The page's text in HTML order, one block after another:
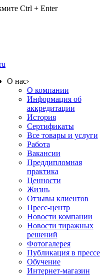
Ctrl + Enter
О нас›
О компании
Информация об
аккредитации
История
Сертификаты
Все товары и услуги
Работа
Вакансии
Преддипломная
практика
Ценности
Жизнь
Отзывы клиентов
Пресс-центр
Новости компании
Новости тиражных
решений
Фотогалерея
Публикация в прессе
Обучение
Интернет-магазин